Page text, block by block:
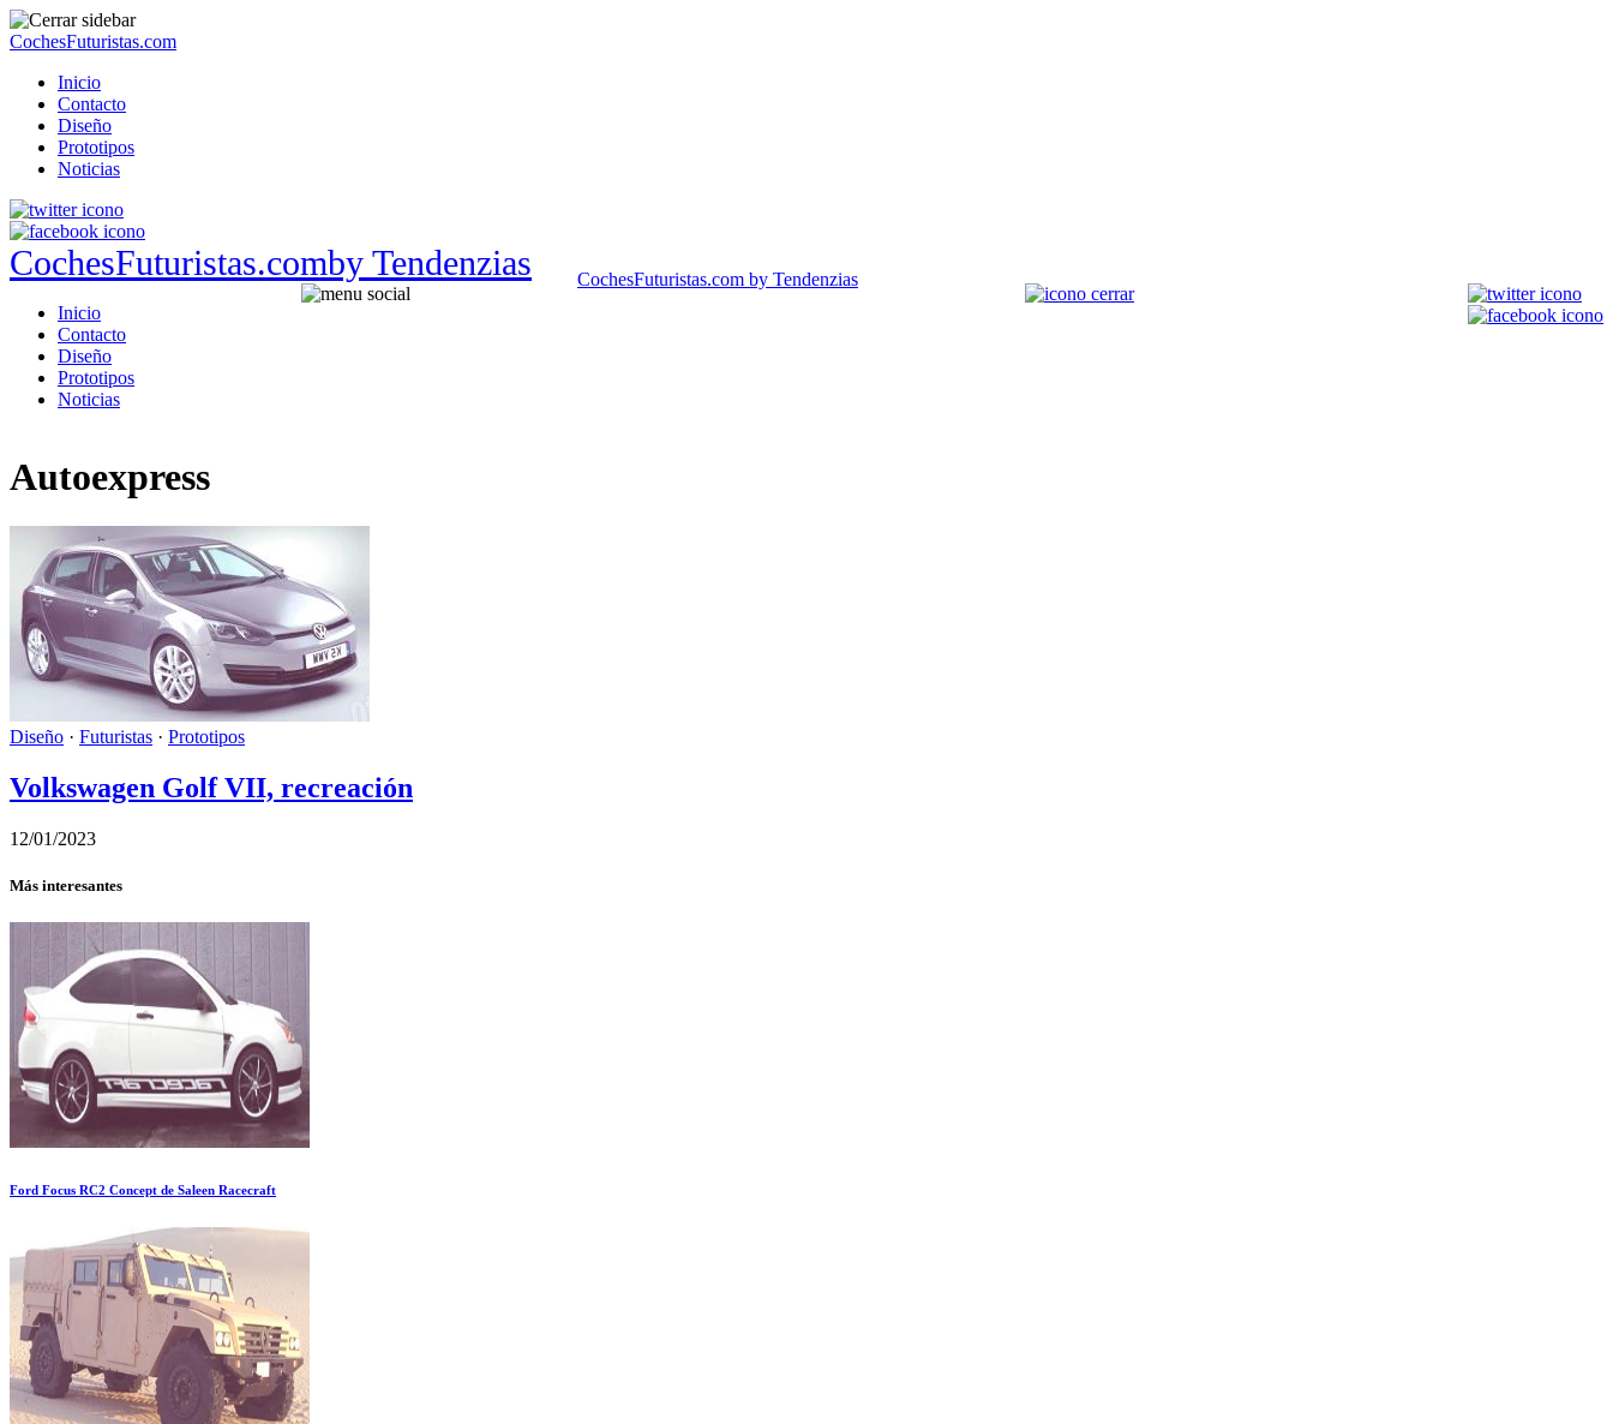
CochesFuturistas.com
Inicio
Contacto
Diseño
Prototipos
Noticias
CochesFuturistas.comby Tendenzias
Inicio
Contacto
Diseño
Prototipos
Noticias
CochesFuturistas.com by Tendenzias
Autoexpress
Diseño · Futuristas · Prototipos
Volkswagen Golf VII, recreación
12/01/2023
Más interesantes
Ford Focus RC2 Concept de Saleen Racecraft